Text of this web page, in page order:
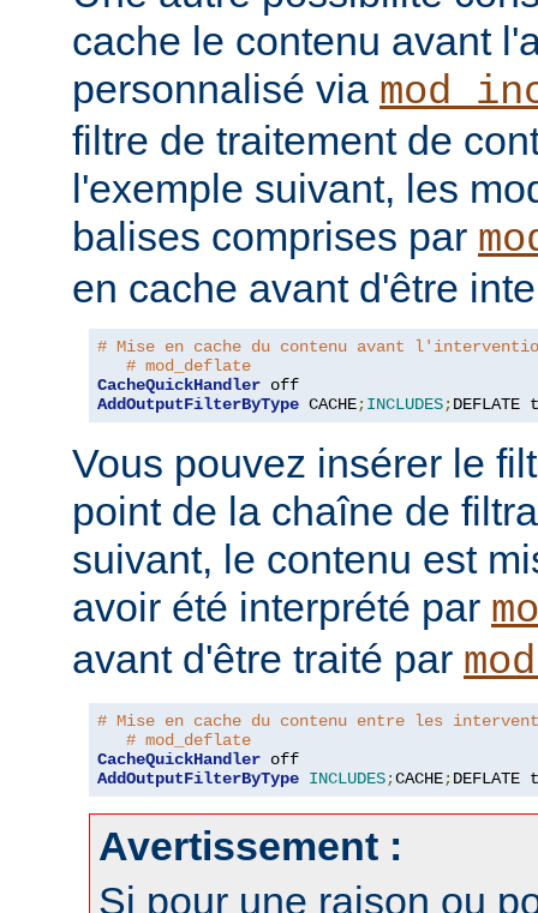
cache le contenu avant
personnalisé via
filtre de traitement de
l'exemple suivant, les
balises comprises par
en cache avant d'être
# Mise en cache du contenu avant
# mod_deflate
CacheQuickHandler
AddOutputFilterByType CACHE;INCLUDES;DEFLATE
Vous pouvez insérer le
point de la chaîne de
suivant, le contenu est
avoir été interprété par
avant d'être traité par
# Mise en cache du contenu entre les
# mod_deflate
CacheQuickHandler
AddOutputFilterByType INCLUDES;CACHE;DEFLATE
Avertissement :
Si pour une raison ou